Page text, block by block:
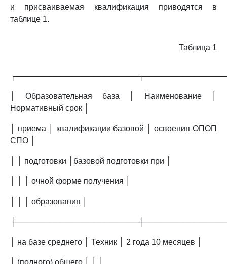
и присваиваемая квалификация приводятся в
таблице 1.
Таблица 1
│ Образовательная база │ Наименование │
Нормативный срок │
│ приема │ квалификации базовой │ освоения ОПОП
СПО │
│ │ подготовки │базовой подготовки при │
│ │ │ очной форме получения │
│ │ │ образования │
│ на базе среднего │ Техник │ 2 года 10 месяцев │
│ (полного) общего │ │ │